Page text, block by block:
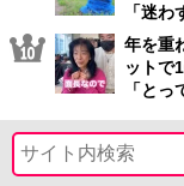
「迷わ
年を重
ットで
「とっ